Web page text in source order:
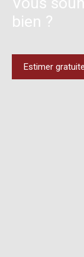
bien ?
Estimer